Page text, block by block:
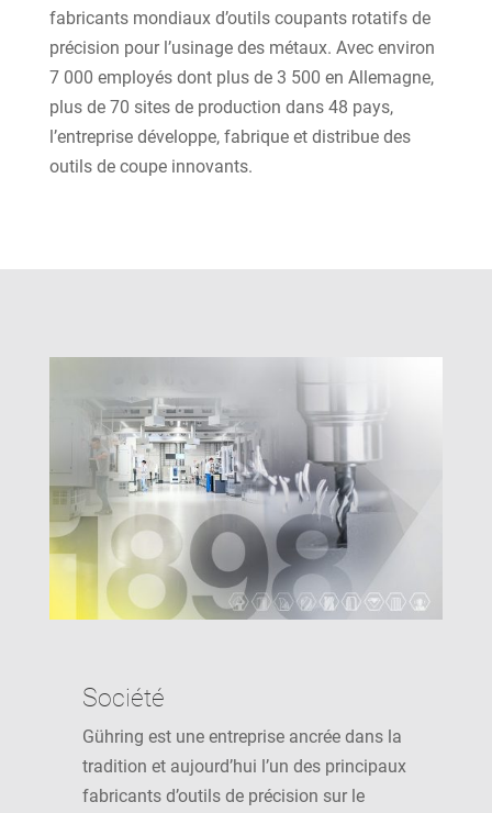
fabricants mondiaux d’outils coupants rotatifs de
précision pour l’usinage des métaux. Avec environ
7 000 employés dont plus de 3 500 en Allemagne,
plus de 70 sites de production dans 48 pays,
l’entreprise développe, fabrique et distribue des
outils de coupe innovants.
Société
Gühring est une entreprise ancrée dans la
tradition et aujourd’hui l’un des principaux
fabricants d’outils de précision sur le